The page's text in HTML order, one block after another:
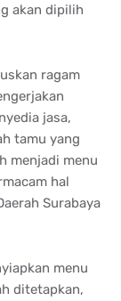
akan dipilih
ragam
jasa,
tamu yang
menjadi menu
hal
Surabaya
menu
ditetapkan,